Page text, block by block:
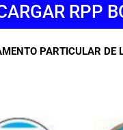
RPP
PARTICULAR